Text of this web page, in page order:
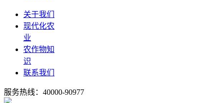
关于我们
现代化农
业
农作物知
识
联系我们
服务热线：40000-90977